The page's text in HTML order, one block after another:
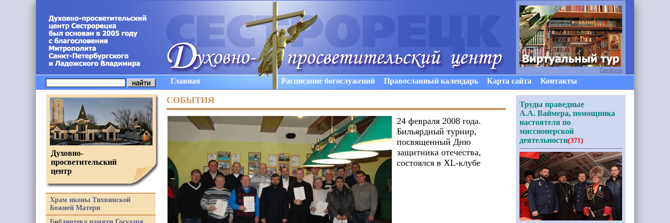
Главная Расписание богослужений Православный календарь Карта сайта Контакты
СОБЫТИЯ
24 февраля 2008 года.
Бильярдный турнир,
посвященный Дню
защитника отечества,
состоялся в XL-клубе
Духовно-
просветительский
центр
Храм иконы Тихвинской
Божией Матери
Смотреть
Труды праведные
А.А. Ваймера, помощника
настоятеля по
миссионерской
деятельности(371)